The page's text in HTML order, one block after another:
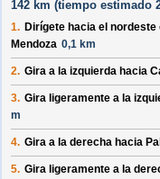
142 km (tiempo estimado
1. Dirígete hacia el nordeste
Mendoza 0,1 km
2. Gira a la izquierda hacia
3. Gira ligeramente a la
m
4. Gira a la derecha hacia
5. Gira ligeramente a la